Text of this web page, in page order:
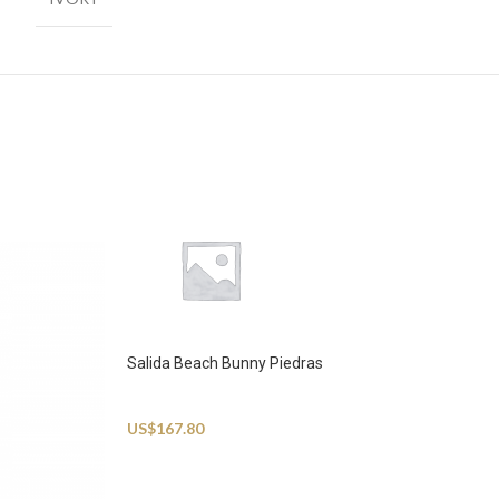
Salida Beach Bunny Piedras
US$167.80